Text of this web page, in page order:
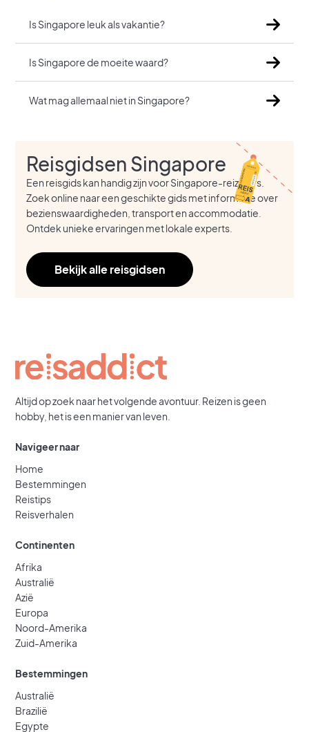
Is Singapore leuk als vakantie?
Is Singapore de moeite waard?
Wat mag allemaal niet in Singapore?
Reisgidsen Singapore
Een reisgids kan handig zijn voor Singapore-reizigers.
Zoek online naar een geschikte gids met informatie over
bezienswaardigheden, transport en accommodatie.
Ontdek unieke ervaringen met lokale experts.
Bekijk alle reisgidsen
Altijd op zoek naar het volgende avontuur. Reizen is geen
hobby, het is een manier van leven.
Navigeer naar
Home
Bestemmingen
Reistips
Reisverhalen
Continenten
Afrika
Australië
Azië
Europa
Noord-Amerika
Zuid-Amerika
Bestemmingen
Australië
Brazilië
Egypte